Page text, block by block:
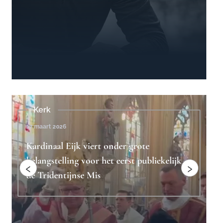
Beschouwingen
4 februari 2023
Ridderlijkheid is het antwoord op
"toxische mannelijkheid"
‹ ›